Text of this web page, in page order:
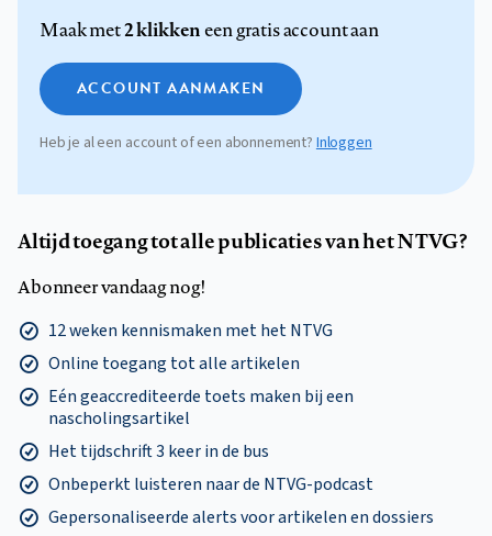
Maak met2 klikkeneen gratis account aan
ACCOUNT AANMAKEN
Heb je al een account of een abonnement? Inloggen
Altijd toegang tot alle publicaties van het NTVG?
Abonneer vandaag nog!
12 weken kennismaken met het NTVG
Online toegang tot alle artikelen
Eén geaccrediteerde toets maken bij een
nascholingsartikel
Het tijdschrift 3 keer in de bus
Onbeperkt luisteren naar de NTVG-podcast
Gepersonaliseerde alerts voor artikelen en dossiers